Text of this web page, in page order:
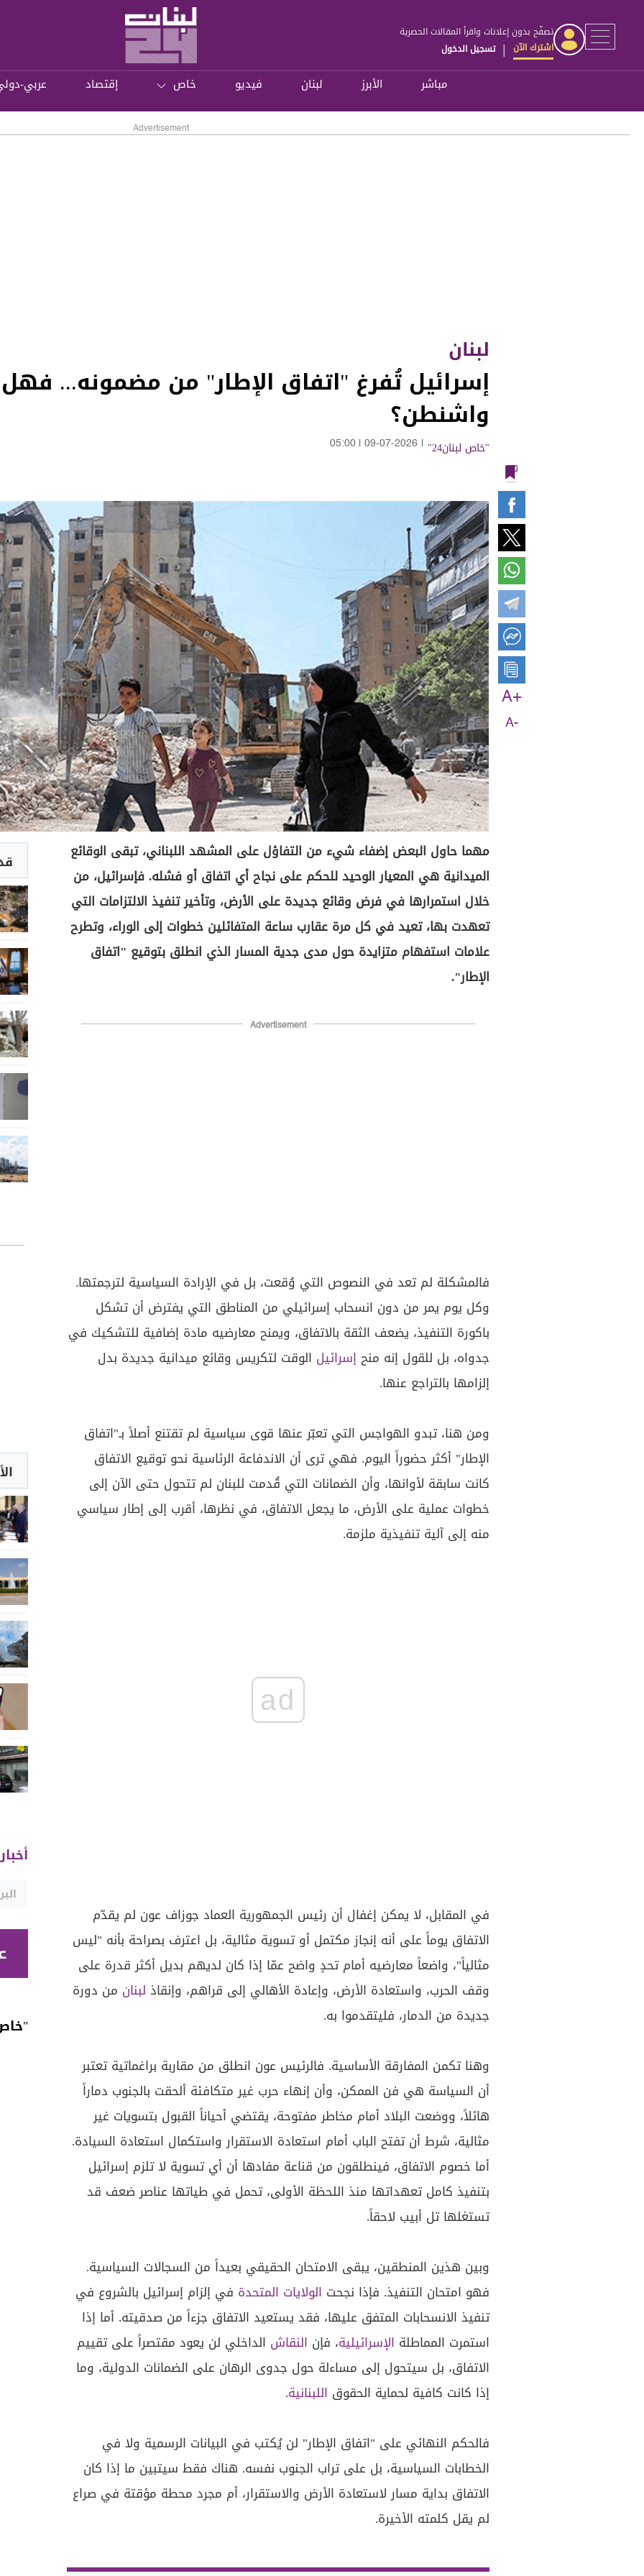
تصفّح بدون إعلانات واقرأ المقالات الحصرية
اشترك الآن | تسجيل الدخول
مباشر الأبرز لبنان فيديو خاص إقتصاد عربي-
Advertisement
لبنان
إسرائيل تُفرغ "اتفاق الإطار" من مضمونه...
واشنطن؟
"خاص لبنان24" 09-07-2026
05:00
A+
A-
مهما حاول البعض إضفاء شيء من التفاؤل على المشهد اللبناني، تبقى الوقائع
الميدانية هي المعيار الوحيد للحكم على نجاح أي اتفاق أو فشله. فإسرائيل، من
خلال استمرارها في فرض وقائع جديدة على الأرض، وتأخير تنفيذ الالتزامات التي
تعهدت بها، تعيد في كل مرة عقارب ساعة المتفائلين خطوات إلى الوراء، وتطرح
علامات استفهام متزايدة حول مدى جدية المسار الذي انطلق بتوقيع "اتفاق
الإطار".
Advertisement
فالمشكلة لم تعد في النصوص التي وُقعت، بل في الإرادة السياسية لترجمتها.
وكل يوم يمر من دون انسحاب إسرائيلي من المناطق التي يفترض أن تشكل
باكورة التنفيذ، يضعف الثقة بالاتفاق، ويمنح معارضيه مادة إضافية للتشكيك في
جدواه، بل للقول إنه منح إسرائيل الوقت لتكريس وقائع ميدانية جديدة بدل
إلزامها بالتراجع عنها.
ومن هنا، تبدو الهواجس التي تعبّر عنها قوى سياسية لم تقتنع أصلاً بـ"اتفاق
الإطار" أكثر حضوراً اليوم. فهي ترى أن الاندفاعة الرئاسية نحو توقيع الاتفاق
كانت سابقة لأوانها، وأن الضمانات التي قُدمت للبنان لم تتحول حتى الآن إلى
خطوات عملية على الأرض، ما يجعل الاتفاق، في نظرها، أقرب إلى إطار سياسي
منه إلى آلية تنفيذية ملزمة.
ad
في المقابل، لا يمكن إغفال أن رئيس الجمهورية العماد جوزاف عون لم يقدّم
الاتفاق يوماً على أنه إنجاز مكتمل أو تسوية مثالية، بل اعترف بصراحة بأنه "ليس
مثالياً"، واضعاً معارضيه أمام تحدٍ واضح عمّا إذا كان لديهم بديل أكثر قدرة على
وقف الحرب، واستعادة الأرض، وإعادة الأهالي إلى قراهم، وإنقاذ لبنان من دورة
جديدة من الدمار، فليتقدموا به.
وهنا تكمن المفارقة الأساسية. فالرئيس عون انطلق من مقاربة براغماتية تعتبر
أن السياسة هي فن الممكن، وأن إنهاء حرب غير متكافئة ألحقت بالجنوب دماراً
هائلاً، ووضعت البلاد أمام مخاطر مفتوحة، يقتضي أحياناً القبول بتسويات غير
مثالية، شرط أن تفتح الباب أمام استعادة الاستقرار واستكمال استعادة السيادة.
أما خصوم الاتفاق، فينطلقون من قناعة مفادها أن أي تسوية لا تلزم إسرائيل
بتنفيذ كامل تعهداتها منذ اللحظة الأولى، تحمل في طياتها عناصر ضعف قد
تستغلها تل أبيب لاحقاً.
وبين هذين المنطقين، يبقى الامتحان الحقيقي بعيداً من السجالات السياسية.
فهو امتحان التنفيذ. فإذا نجحت الولايات المتحدة في إلزام إسرائيل بالشروع في
تنفيذ الانسحابات المتفق عليها، فقد يستعيد الاتفاق جزءاً من صدقيته. أما إذا
استمرت المماطلة الإسرائيلية، فإن النقاش الداخلي لن يعود مقتصراً على تقييم
الاتفاق، بل سيتحول إلى مساءلة حول جدوى الرهان على الضمانات الدولية، وما
إذا كانت كافية لحماية الحقوق اللبنانية.
فالحكم النهائي على "اتفاق الإطار" لن يُكتب في البيانات الرسمية ولا في
الخطابات السياسية، بل على تراب الجنوب نفسه. هناك فقط سيتبين ما إذا كان
الاتفاق بداية مسار لاستعادة الأرض والاستقرار، أم مجرد محطة مؤقتة في صراع
لم يقل كلمته الأخيرة.
"خاص